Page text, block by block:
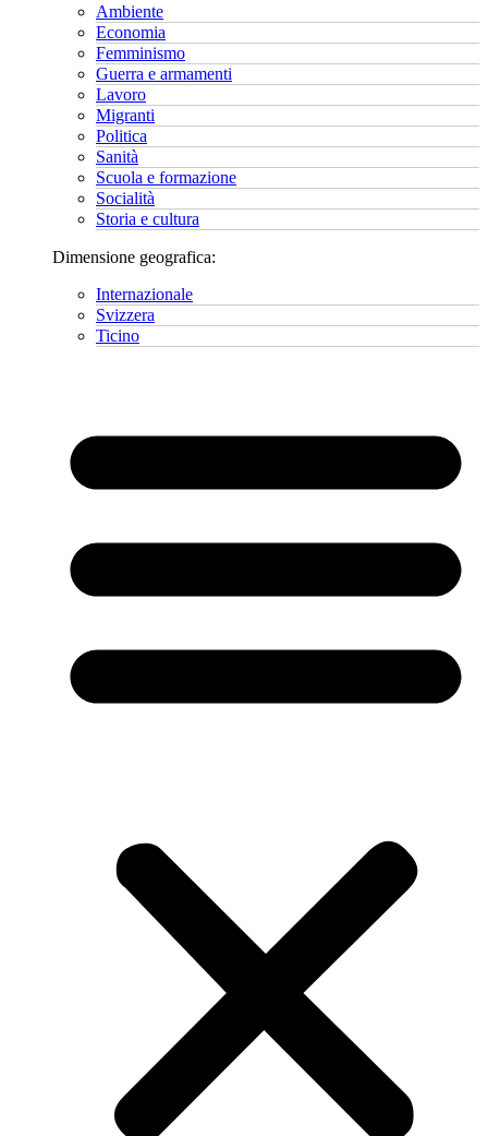
Ambiente
Economia
Femminismo
Guerra e armamenti
Lavoro
Migranti
Politica
Sanità
Scuola e formazione
Socialità
Storia e cultura
Dimensione geografica:
Internazionale
Svizzera
Ticino